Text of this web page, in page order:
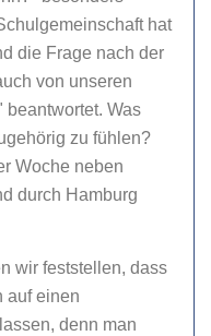
hat
die Frage nach der
von unseren
beantwortet. Was
zu fühlen?
Woche neben
durch Hamburg
wir feststellen, dass
auf einen
denn man